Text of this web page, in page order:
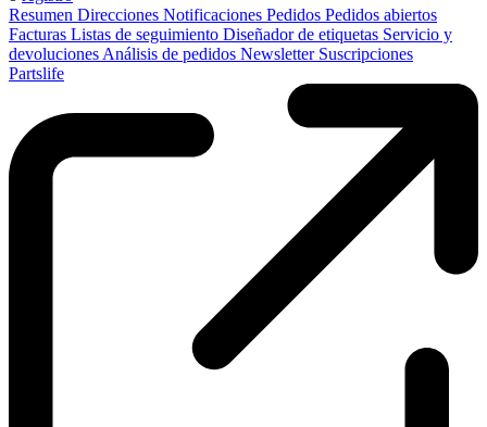
Resumen Direcciones Notificaciones Pedidos Pedidos abiertos
Facturas Listas de seguimiento Diseñador de etiquetas Servicio y
devoluciones Análisis de pedidos Newsletter Suscripciones
Partslife